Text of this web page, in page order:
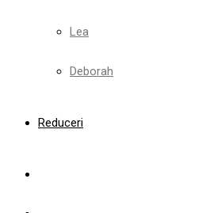
Lea
Deborah
Reduceri